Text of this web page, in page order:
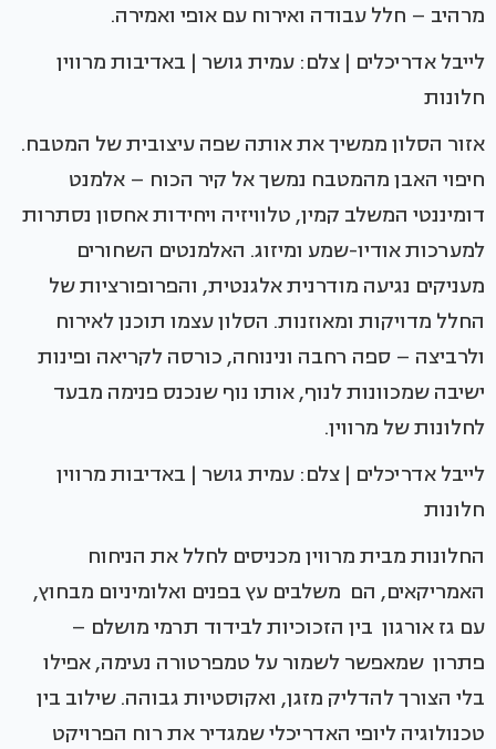
מרהיב – חלל עבודה ואירוח עם אופי ואמירה.
לייבל אדריכלים | צלם: עמית גושר | באדיבות מרווין
חלונות
אזור הסלון ממשיך את אותה שפה עיצובית של המטבח.
חיפוי האבן מהמטבח נמשך אל קיר הכוח – אלמנט
דומיננטי המשלב קמין, טלוויזיה ויחידות אחסון נסתרות
למערכות אודיו-שמע ומיזוג. האלמנטים השחורים
מעניקים נגיעה מודרנית אלגנטית, והפרופורציות של
החלל מדויקות ומאוזנות. הסלון עצמו תוכנן לאירוח
ולרביצה – ספה רחבה ונינוחה, כורסה לקריאה ופינות
ישיבה שמכוונות לנוף, אותו נוף שנכנס פנימה מבעד
לחלונות של מרווין.
לייבל אדריכלים | צלם: עמית גושר | באדיבות מרווין
חלונות
החלונות מבית מרווין מכניסים לחלל את הניחוח
האמריקאים, הם משלבים עץ בפנים ואלומיניום מבחוץ,
עם גז אורגון בין הזכוכיות לבידוד תרמי מושלם –
פתרון שמאפשר לשמור על טמפרטורה נעימה, אפילו
בלי הצורך להדליק מזגן, ואקוסטיות גבוהה. שילוב בין
טכנולוגיה ליופי האדריכלי שמגדיר את רוח הפרויקט